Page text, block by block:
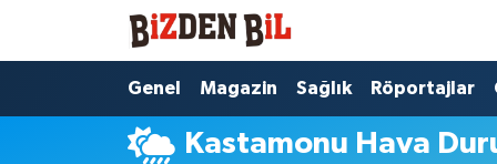
Genel Magazin Sağlık Röportajlar
Kastamonu Hava
Hava Durumu
Trafik Durumu